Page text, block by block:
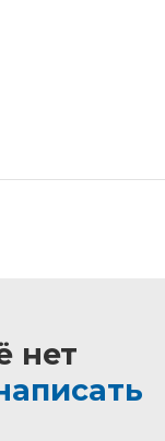
нет